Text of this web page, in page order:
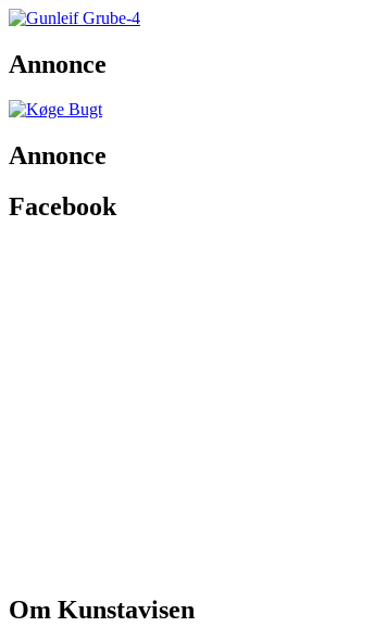
Annonce
Annonce
Facebook
Om Kunstavisen